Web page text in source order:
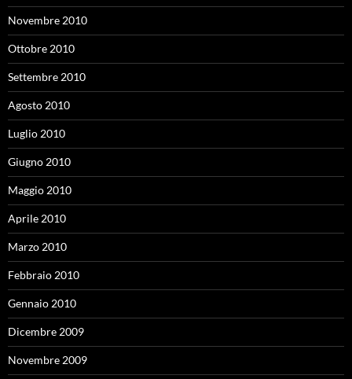
Novembre 2010
Ottobre 2010
Settembre 2010
Agosto 2010
Luglio 2010
Giugno 2010
Maggio 2010
Aprile 2010
Marzo 2010
Febbraio 2010
Gennaio 2010
Dicembre 2009
Novembre 2009